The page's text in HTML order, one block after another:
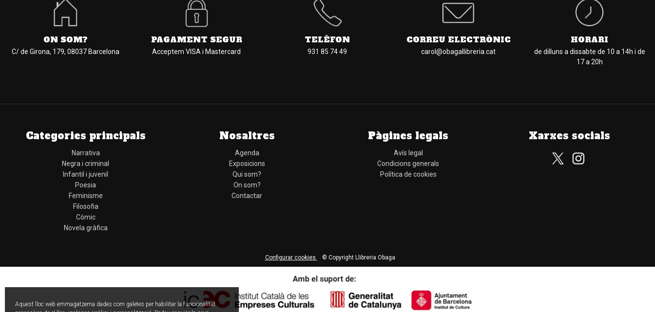
ON SOM?
C/ de Girona, 179, 08037 Barcelona
PAGAMENT SEGUR
Acceptem VISA i Mastercard
TELÈFON
931 85 74 49
CORREU ELECTRÒNIC
carol@obagallibreria.cat
HORARI
de dilluns a dissabte de 10 a 14h i de
17 a 20h
Categories principals
Narrativa
Negra i criminal
Infantil i juvenil
Poesia
Feminisme
Filosofia
Cómic
Novela gràfica
Nosaltres
Agenda
Exposicions
Qui som?
On som?
Contactar
Pàgines legals
Avís legal
Condicions generals
Política de cookies
Xarxes socials
Configurar cookies © Copyright Llibreria Obaga
Aquest lloc web emmagatzema dades com galetes per habilitar la funcionalitat